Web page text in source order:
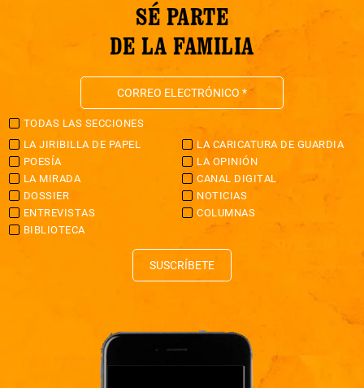
SÉ PARTE
DE LA FAMILIA
TODAS LAS SECCIONES
LA JIRIBILLA DE PAPEL
LA CARICATURA DE GUARDIA
POESÍA
LA OPINIÓN
LA MIRADA
CANAL DIGITAL
DOSSIER
NOTICIAS
ENTREVISTAS
COLUMNAS
BIBLIOTECA
SUSCRÍBETE